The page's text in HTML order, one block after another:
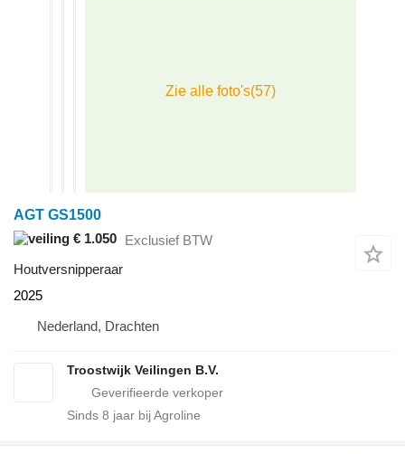
AGT GS1500
€ 1.050 Exclusief BTW
Houtversnipperaar
2025
Nederland, Drachten
Troostwijk Veilingen B.V.
Sinds 8 jaar bij Agroline